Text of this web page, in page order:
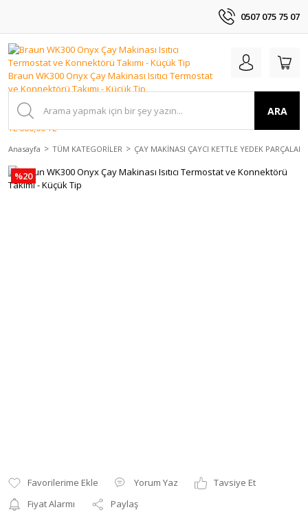
0507 075 75 07
ARA
Anasayfa TÜM KATEGORİLER ÇAY MAKİNASI ÇAYCI KETTLE YEDEK PARÇALAR
%20
Yorum Yaz
Tavsiye Et
Fiyat Alarmı
Paylaş